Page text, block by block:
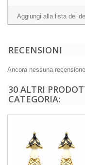
Aggiungi alla lista dei
RECENSIONI
Ancora nessuna
30 ALTRI
CATEGORIA: